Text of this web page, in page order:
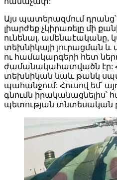
Այս պատերազմում
լիարժեք չկիրառելը մի
ունենալ. ամենաէականը,
տեխնիկայի յուրացման և
ու համակարգերի հետ
ժամանակահատվածն էր:
տեխնիկան նաև թանկ
պահանջում: Հուսով եմ՝
գնումն իրականացնելիս՝
պետության տնտեսական